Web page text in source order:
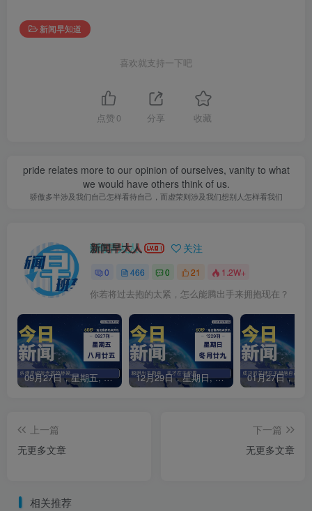
新闻早知道
喜欢就支持一下吧
点赞 0 分享 收藏
pride relates more to our opinion of ourselves, vanity to what
we would have others think of us.
骄傲多半涉及我们自己怎样看待自己，而虚荣则涉及我们想别人怎样看我们
新闻早大人 关注
0 466 0 21 1.2W+
你若将过去抱的太紧，怎么能腾出手来拥抱现在？
09月27日，星期五, 每天60秒读懂全世界！ 12月29日，星期日, 每天60秒读懂全世界！
上一篇
无更多文章
下一篇
无更多文章
相关推荐